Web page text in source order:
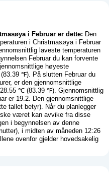
i Februar er dette: Den
i Christmasøya i Februar
laveste temperaturen
Februar du kan forvente
høyeste
℉). På slutten Februar du
er den gjennomsnittlige
℃ (83.39 ℉). Gjennomsnittlig
er 19.2. Den gjennomsnittlige
tallet betyr). Når du planlegger
været kan avvike fra disse
i begynnelsen av denne
i midten av måneden 12:26
ovenfor gjelder hovedsakelig